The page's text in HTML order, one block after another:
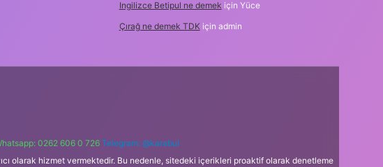
Ingilizce Betipul ne demek için Yüce
Çırağ ne demek TDKiçin admin
0262 606 0 726 Telegram: @karabul
olarak hizmet vermektedir. Bu nedenle, sitedeki içerikleri proaktif olarak denetleme